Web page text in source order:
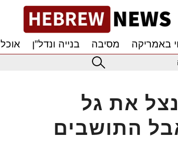
באמריקה מסיבה בנייה ונדל”ן
אוכל
את גל
התושבים